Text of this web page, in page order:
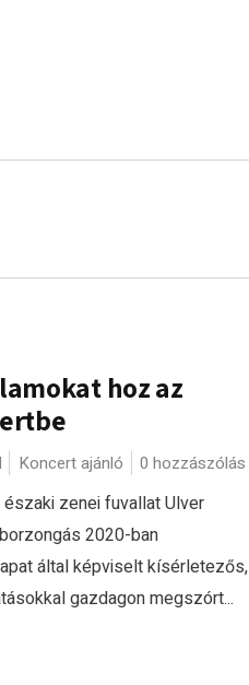
hoz az
Koncert ajánló 0 hozzászólás
zenei fuvallat Ulver
2020-ban
által képviselt kísérletezős,
gazdagon megszórt...